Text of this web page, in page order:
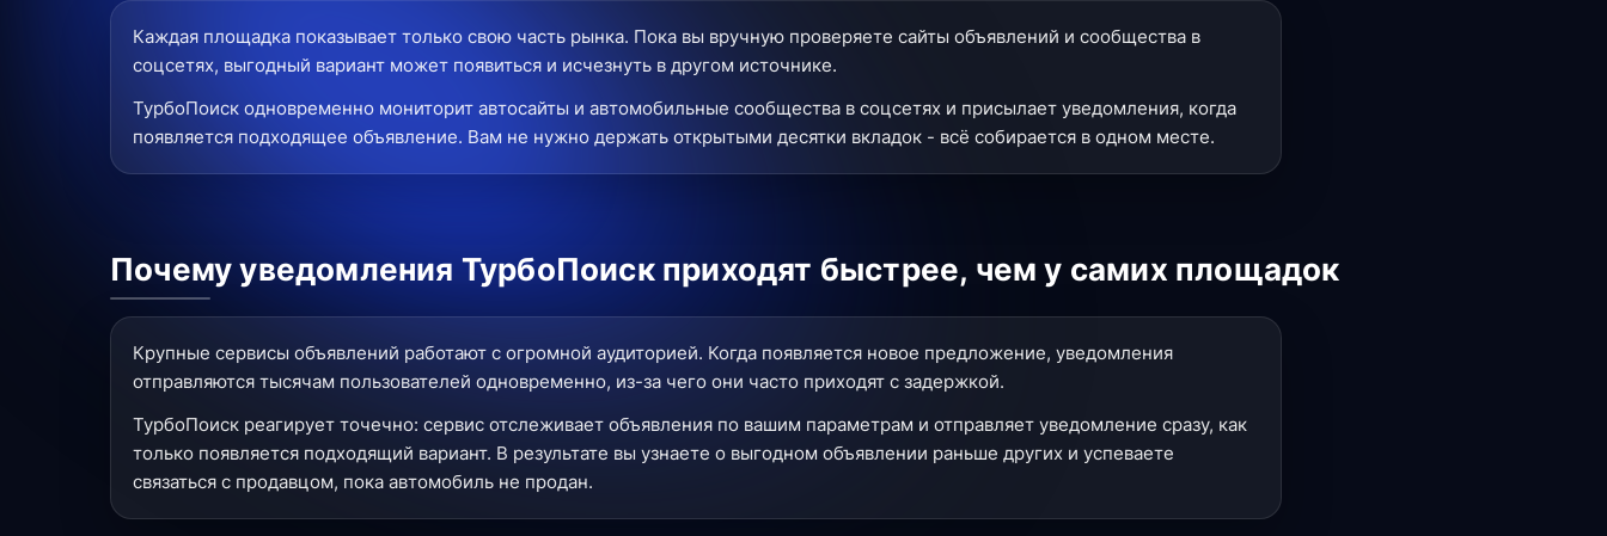
Каждая площадка показывает только свою часть рынка. Пока вы вручную проверяете сайты объявлений и сообщества в
соцсетях, выгодный вариант может появиться и исчезнуть в другом источнике.
ТурбоПоиск одновременно мониторит автосайты и автомобильные сообщества в соцсетях и присылает уведомления, когда
появляется подходящее объявление. Вам не нужно держать открытыми десятки вкладок - всё собирается в одном месте.
Почему уведомления ТурбоПоиск приходят быстрее, чем у самих площадок
Крупные сервисы объявлений работают с огромной аудиторией. Когда появляется новое предложение, уведомления
отправляются тысячам пользователей одновременно, из-за чего они часто приходят с задержкой.
ТурбоПоиск реагирует точечно: сервис отслеживает объявления по вашим параметрам и отправляет уведомление сразу, как
только появляется подходящий вариант. В результате вы узнаете о выгодном объявлении раньше других и успеваете
связаться с продавцом, пока автомобиль не продан.